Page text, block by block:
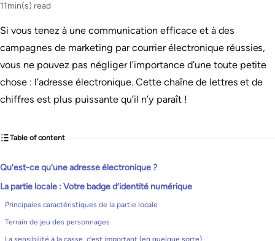
11min(s) read
Si vous tenez à une communication efficace et à des
campagnes de marketing par courrier électronique réussies,
vous ne pouvez pas négliger l’importance d’une toute petite
chose : l’adresse électronique. Cette chaîne de lettres et de
chiffres est plus puissante qu’il n’y paraît !
Table of content
Qu’est-ce qu’une adresse électronique ?
La partie locale : Votre badge d’identité numérique
Principales caractéristiques de la partie locale
Terrain de jeu des personnages
La sensibilité à la casse, c’est important (en quelque sorte)